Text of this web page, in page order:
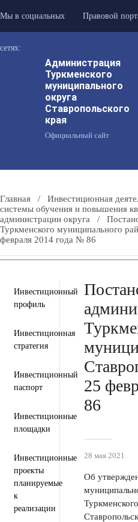
Мы в социальных
сетях:
Правовой
Администрация
Туркменского
муниципального
округа
Ставропольского
края
Официальный сайт
Главная / Инвестиционная
системы обучения и повышения
администрации округа
/
Туркменского муниципального
февраля 2014 года № 86
Инвестиционный
профиль
Инвестиционная
стратегия
Инвестиционный
паспорт
Инвестиционные
площадки
Инвестиционные
проекты
планируемые
к
реализации
25
86
28 мая 2021
Об